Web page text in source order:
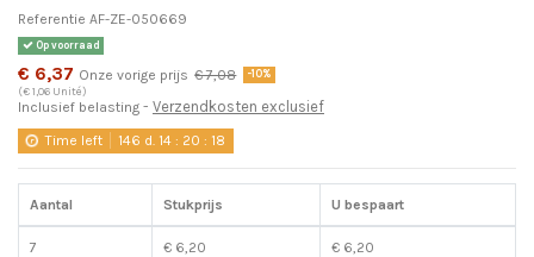
Referentie AF-ZE-050669
Op voorraad
€ 6,37 Onze vorige prijs € 7,08 -10%
(€ 1,06 Unité)
Inclusief belasting Verzendkosten exclusief
Time left 146 d. 14 : 20 : 18
Aantal Stukprijs U bespaart
7 € 6,20 € 6,20